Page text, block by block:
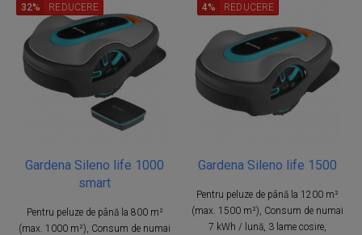
Gardena Sileno life 1000
smart
Pentru peluze de până la 800 m²
(max. 1000 m²), Consum de numai
32% REDUCERE
Gardena Sileno life 1500
Pentru peluze de până la 1200 m²
(max. 1500 m²), Consum de numai
7 kWh / lună, 3 lame cosire,
4% REDUCERE